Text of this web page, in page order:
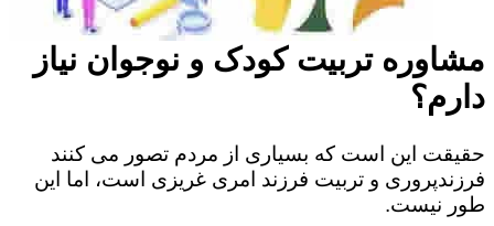
مشاوره تربیت کودک و نوجوان نیاز
دارم؟
حقیقت این است که بسیاری از مردم تصور می کنند
فرزندپروری و تربیت فرزند امری غریزی است، اما این
طور نیست.